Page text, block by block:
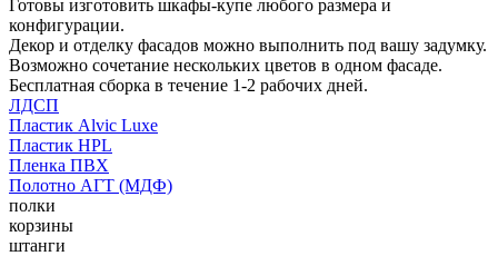
Готовы изготовить шкафы-купе любого размера и
конфигурации.
Декор и отделку фасадов можно выполнить под вашу задумку.
Возможно сочетание нескольких цветов в одном фасаде.
Бесплатная сборка в течение 1-2 рабочих дней.
ЛДСП
Пластик Alvic Luxe
Пластик HPL
Пленка ПВХ
Полотно АГТ (МДФ)
полки
корзины
штанги